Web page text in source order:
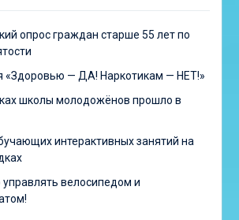
опрос граждан старше 55 лет по
«Здоровью — ДА! Наркотикам — НЕТ!»
школы молодожёнов прошло в
интерактивных занятий на
управлять велосипедом и